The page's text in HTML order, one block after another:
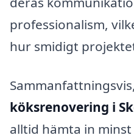
professionalism,
hur smidigt
köksrenovering i
alltid hämta in